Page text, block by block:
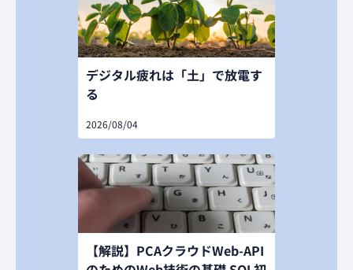
デジタル疲れは「土」で放電す
る
2026/08/04
【解説】PCAクラウドWeb-API